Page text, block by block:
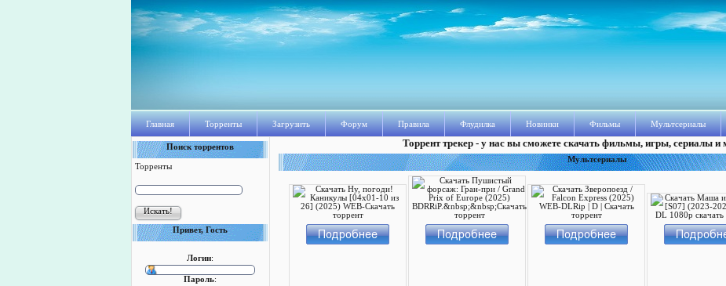
Главная Торренты Загрузить Форум Правила Флудилка Новинки Фильмы Мультсериалы
Поиск торрентов
Торренты
Привет, Гость
Логин:
Пароль:
Торрент трекер - у нас вы сможете скачать фильмы, игры, сериалы и
Мультсериалы